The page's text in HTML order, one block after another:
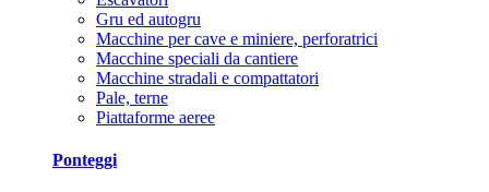
Gru ed autogru
Macchine per cave e miniere, perforatrici
Macchine speciali da cantiere
Macchine stradali e compattatori
Pale, terne
Piattaforme aeree
Ponteggi